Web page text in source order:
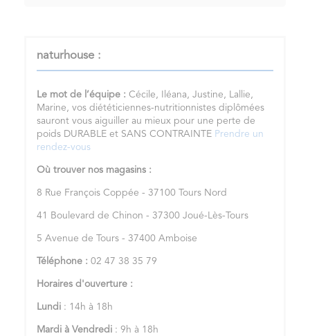
naturhouse :
Le mot de l’équipe : Cécile, Iléana, Justine, Lallie,
Marine, vos diététiciennes-nutritionnistes diplômées
sauront vous aiguiller au mieux pour une perte de
poids DURABLE et SANS CONTRAINTE Prendre un
rendez-vous
Où trouver nos magasins :
8 Rue François Coppée - 37100 Tours Nord
41 Boulevard de Chinon - 37300 Joué-Lès-Tours
5 Avenue de Tours - 37400 Amboise
Téléphone : 02 47 38 35 79
Horaires d'ouverture :
Lundi : 14h à 18h
Mardi à Vendredi : 9h à 18h